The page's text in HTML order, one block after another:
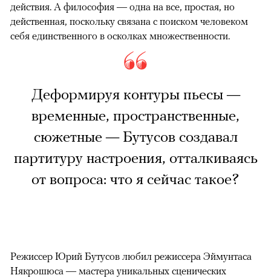
действия. А философия — одна на все, простая, но
действенная, поскольку связана с поиском человеком
себя единственного в осколках множественности.
Деформируя контуры пьесы —
временные, пространственные,
сюжетные — Бутусов создавал
партитуру настроения, отталкиваясь
от вопроса: что я сейчас такое?
Режиссер Юрий Бутусов любил режиссера Эймунтаса
Някрошюса — мастера уникальных сценических